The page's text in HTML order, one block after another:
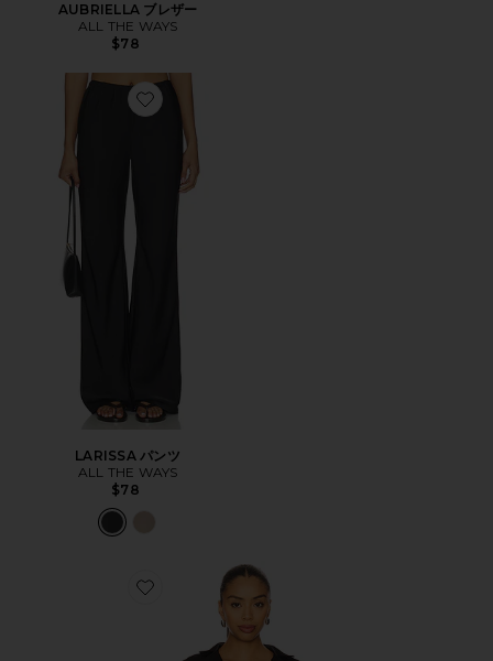
AUBRIELLA ブレザー
ALL THE WAYS
$78
Favorite LARISSA パンツ
LARISSA パンツ
ALL THE WAYS
$78
Favorite LESLIE トップ